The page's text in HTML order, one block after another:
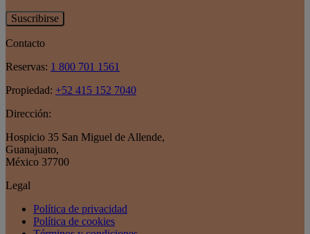
Suscribirse
Contacto
Reservas: 1 800 701 1561
Propiedad: +52 415 152 7040
Dirección:
Hospicio 35 San Miguel de Allende,
Guanajuato,
México 37700
Legal
Política de privacidad
Política de cookies